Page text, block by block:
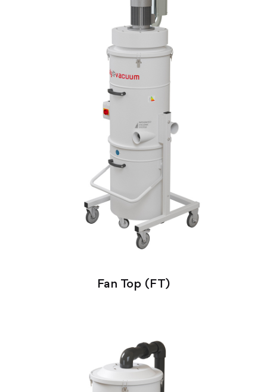
Fan Top (FT)